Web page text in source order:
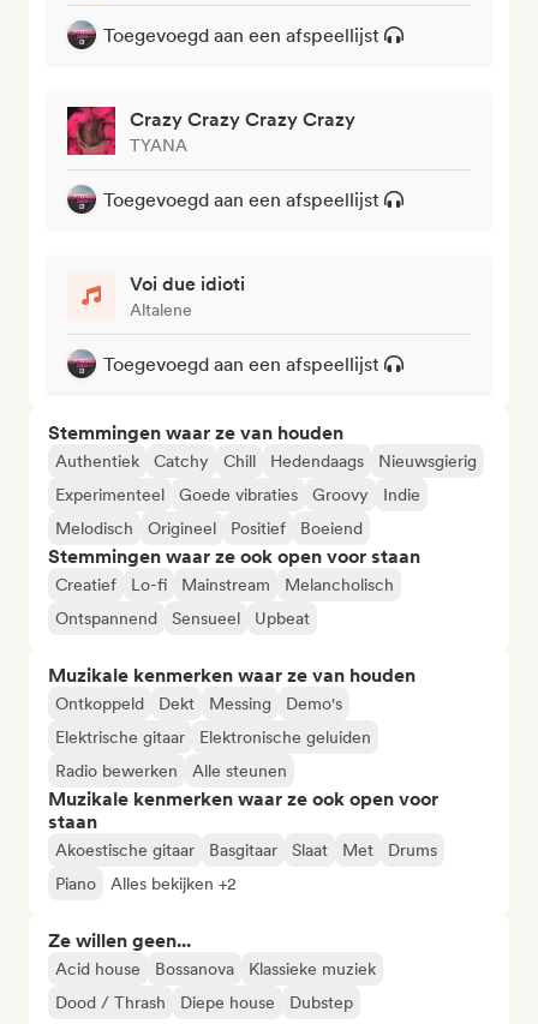
Toegevoegd aan een afspeellijst
Crazy Crazy Crazy Crazy
TYANA
Toegevoegd aan een afspeellijst
Voi due idioti
Altalene
Toegevoegd aan een afspeellijst
Stemmingen waar ze van houden
Authentiek Catchy Chill Hedendaags
Nieuwsgierig
Experimenteel
Goede vibraties Groovy
Indie
Melodisch
Origineel Positief Boeiend
Stemmingen waar ze ook open voor staan
Creatief Lo-fi Mainstream
Melancholisch
Ontspannend
Sensueel Upbeat
Muzikale kenmerken waar ze van houden
Ontkoppeld Dekt Messing
Demo's
Elektrische gitaar
Elektronische geluiden
Radio bewerken
Alle steunen
Muzikale kenmerken waar ze ook open voor
staan
Akoestische gitaar Basgitaar Slaat Met
Drums
Piano
Alles bekijken +2
Ze willen geen...
Acid house Bossanova
Klassieke muziek
Dood / Thrash
Diepe house Dubstep